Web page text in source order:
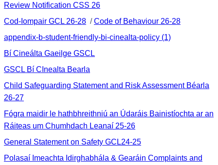
Review Notification CSS 26
Cod-Iompair GCL 26-28 /Code of Behaviour 26-28
appendix-b-student-friendly-bi-cinealta-policy (1)
Bí Cineálta Gaeilge GSCL
GSCL Bí CInealta Bearla
Child Safeguarding Statement and Risk Assessment Béarla
26-27
Fógra maidir le hathbhreithniú an Údaráis Bainistíochta ar an
Ráiteas um Chumhdach Leanaí 25-26
General Statement on Safety GCL24-25
Polasaí Imeachta Idirghabhála & Gearáin Complaints and